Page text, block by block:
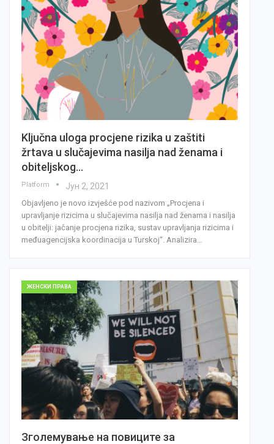
Ključna uloga procjene rizika u zaštiti
žrtava u slučajevima nasilja nad ženama i
obiteljskog…
Platform Јун 2, 2021
Objavljeno je novo izvješće pod nazivom „Procjena i
upravljanje rizicima u slučajevima nasilja nad ženama i nasilja
u obitelji: jačanje procjena rizika, sustav upravljanja rizicima i
međuagencijska koordinacija u Turskoj“. Analizira…
ЖЕНСКИ ПРАВА
Зголемување на повиците за